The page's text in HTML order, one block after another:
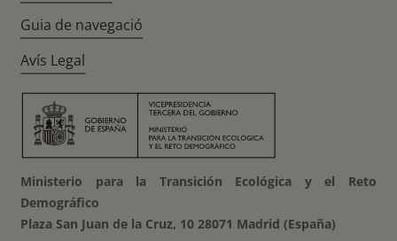
Guia de navegació
Avís Legal
Ministerio para la Transición Ecológica y el Reto
Demográfico
Plaza San Juan de la Cruz, 10 28071 Madrid (España)